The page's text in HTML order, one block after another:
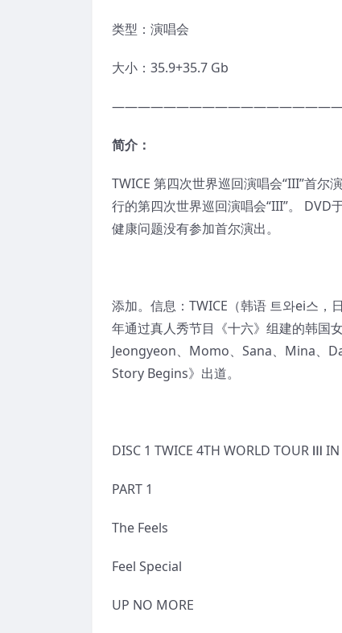
类型：演唱会
大小：35.9+35.7 Gb
简介：
TWICE 第四次世界巡回演唱会“III”首尔
行的第四次世界巡回演唱会“III”。 DVD
健康问题没有参加首尔演出。
添加。信息：TWICE（韩语 트와ei스，
年通过真人秀节目《十六》组建的韩国
Jeongyeon、Momo、Sana、Mina、
Story Begins》出道。
DISC 1 TWICE 4TH WORLD TOUR Ⅲ
PART 1
The Feels
Feel Special
UP NO MORE